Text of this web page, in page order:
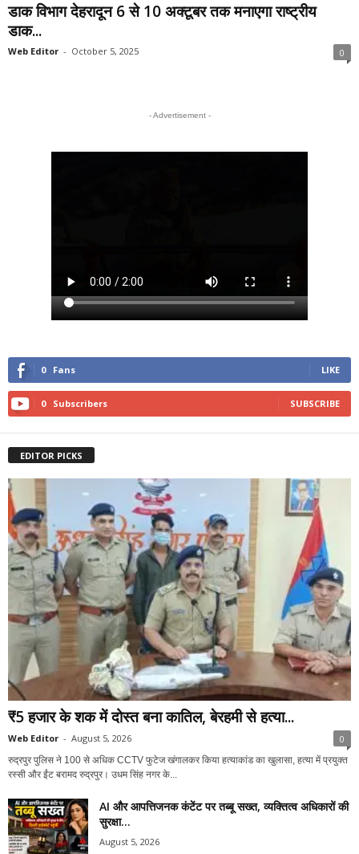
डाक विभाग देहरादून 6 से 10 अक्टूबर तक मनाएगा राष्ट्रीय
डाक...
Web Editor - October 5, 2025 0
- Advertisement -
0 Fans LIKE
0 Subscribers SUBSCRIBE
EDITOR PICKS
₹5 हजार के शक में दोस्त बना कातिल, बेरहमी से हत्या...
Web Editor - August 5, 2026 0
रुद्रपुर पुलिस ने 100 से अधिक CCTV फुटेज खंगालकर किया हत्याकांड का खुलासा, हत्या में प्रयुक्त
रस्सी और ईंट बरामद रुद्रपुर। उधम सिंह नगर के...
AI और आपत्तिजनक कंटेंट पर तब्बू सख्त, व्यक्तित्व अधिकारों की
सुरक्षा...
August 5, 2026